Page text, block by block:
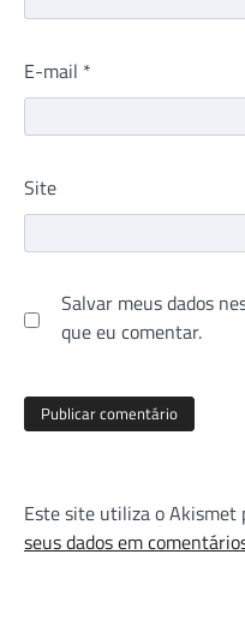
E-mail *
Site
Salvar meus dados
que eu comentar.
Este site utiliza o Akismet
seus dados em